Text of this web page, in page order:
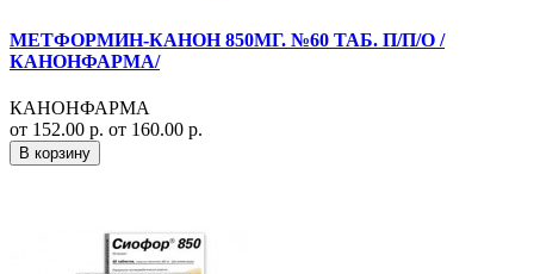
МЕТФОРМИН-КАНОН 850МГ. №60 ТАБ. П/П/О /
КАНОНФАРМА/
КАНОНФАРМА
от 152.00 р. от 160.00 р.
В корзину